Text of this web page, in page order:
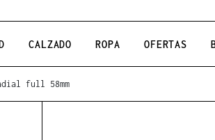
CALZADO ROPA OFERTAS
full 58mm